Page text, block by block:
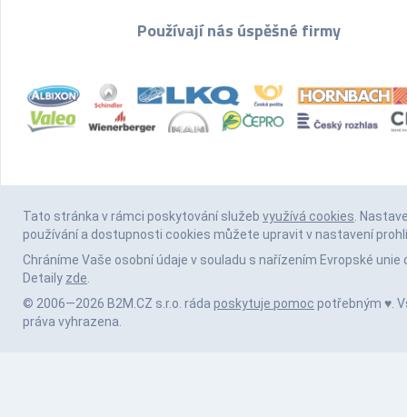
Používají nás úspěšné firmy
Tato stránka v rámci poskytování služeb využívá cookies.
používání a dostupnosti cookies můžete upravit v nastavení
Chráníme Vaše osobní údaje v souladu s nařízením Evropské unie
Detaily zde.
© 2006—2026 B2M.CZ s.r.o. ráda poskytuje pomoc potřebným ♥️.
práva vyhrazena.